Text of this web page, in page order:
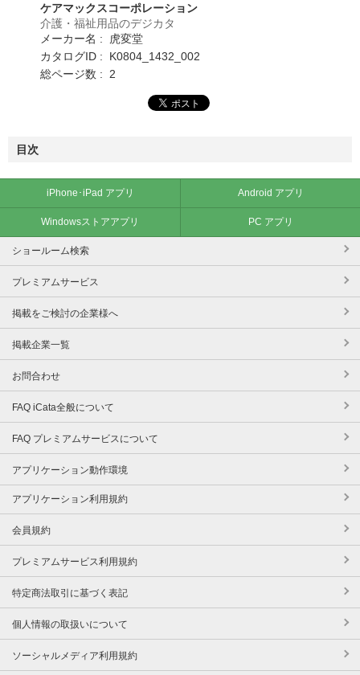
ケアマックスコーポレーション
介護・福祉用品のデジカタ
メーカー名 : 虎変堂
カタログID : K0804_1432_002
総ページ数 : 2
目次
iPhone･iPad アプリ Android アプリ
Windowsストアアプリ PC アプリ
ショールーム検索
プレミアムサービス
掲載をご検討の企業様へ
掲載企業一覧
お問合わせ
FAQ iCata全般について
FAQ プレミアムサービスについて
アプリケーション動作環境
アプリケーション利用規約
会員規約
プレミアムサービス利用規約
特定商法取引に基づく表記
個人情報の取扱いについて
ソーシャルメディア利用規約